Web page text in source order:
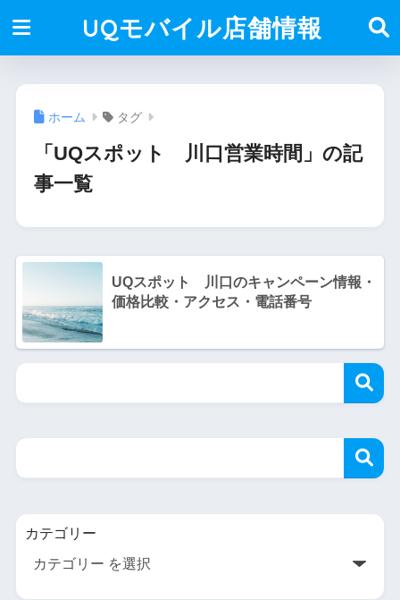
UQモバイル店舗情報
ホーム タグ
「UQスポット 川口営業時間」の記
事一覧
UQスポット 川口のキャンペーン情報・
価格比較・アクセス・電話番号
カテゴリー